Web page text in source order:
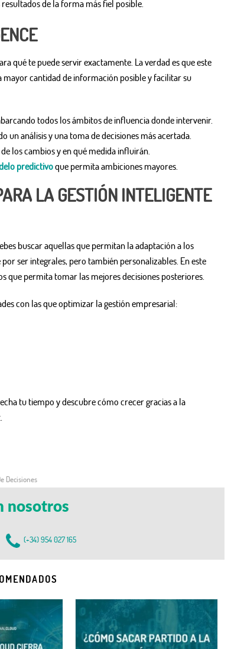
de la forma más fiel posible.
qué te puede servir exactamente. La verdad es que este
cantidad de información posible y facilitar su
todos los ámbitos de influencia donde intervenir.
un análisis y una toma de decisiones más acertada.
los cambios y en qué medida influirán.
predictivoque permita ambiciones mayores.
LA GESTIÓN INTELIGENTE
buscar aquellas que permitan la adaptación a los
ser integrales, pero también personalizables. En este
que permita tomar las mejores decisiones posteriores.
con las que optimizar la gestión empresarial:
tu tiempo y descubre cómo crecer gracias a la
Decisiones
nosotros
(+34) 954 027 165